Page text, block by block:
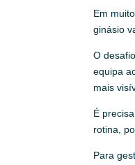
Em
ginásio
O
equipa
mais
É
rotina,
Para